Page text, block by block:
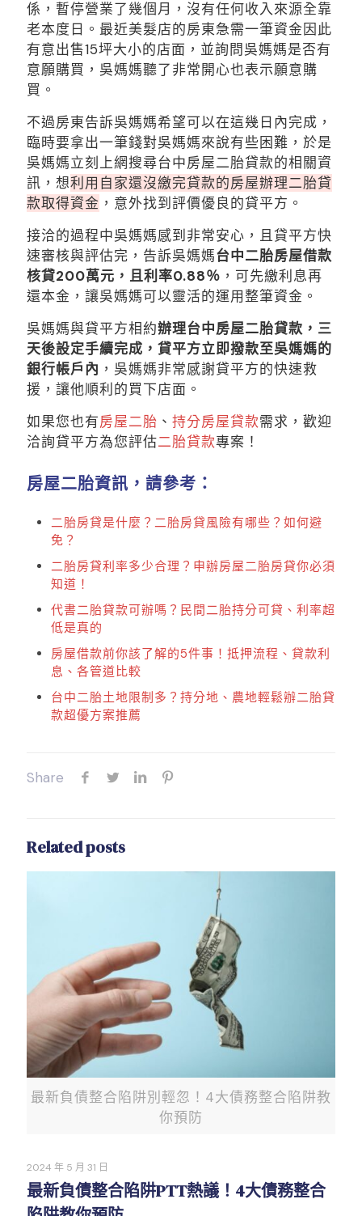
係，暫停營業了幾個月，沒有任何收入來源全靠
老本度日。最近美髮店的房東急需一筆資金因此
有意出售15坪大小的店面，並詢問吳媽媽是否有
意願購買，吳媽媽聽了非常開心也表示願意購
買。
不過房東告訴吳媽媽希望可以在這幾日內完成，
臨時要拿出一筆錢對吳媽媽來說有些困難，於是
吳媽媽立刻上網搜尋台中房屋二胎貸款的相關資
訊，想利用自家還沒繳完貸款的房屋辦理二胎貸
款取得資金 ，意外找到評價優良的貸平方。
接洽的過程中吳媽媽感到非常安心，且貸平方快
速審核與評估完，告訴吳媽媽台中二胎房屋借款
核貸200萬元，且利率0.88％ ，可先繳利息再
還本金，讓吳媽媽可以靈活的運用整筆資金。
吳媽媽與貸平方相約辦理台中房屋二胎貸款，三
天後設定手續完成，貸平方立即撥款至吳媽媽的
銀行帳戶內 ，吳媽媽非常感謝貸平方的快速救
援，讓他順利的買下店面。
如果您也有房屋二胎 、 持分房屋貸款需求，歡迎
洽詢貸平方為您評估二胎貸款專案！
房屋二胎資訊，請參考：
二胎房貸是什麼？二胎房貸風險有哪些？如何避
免？
二胎房貸利率多少合理？申辦房屋二胎房貸你必須
知道！
代書二胎貸款可辦嗎？民間二胎持分可貸、利率超
低是真的
房屋借款前你該了解的5件事！抵押流程、貸款利
息、各管道比較
台中二胎土地限制多？持分地、農地輕鬆辦二胎貸
款超優方案推薦
Share
Related posts
最新負債整合陷阱別輕忽！4大債務整合陷阱教
你預防
2024 年 5 月 31 日
最新負債整合陷阱PTT熱議！4大債務整合